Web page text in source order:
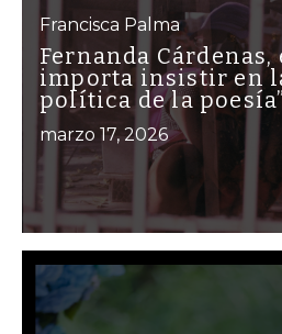
Francisca Palma
Fernanda Cárdenas,
importa insistir en
política de la poesía”
marzo 17, 2026